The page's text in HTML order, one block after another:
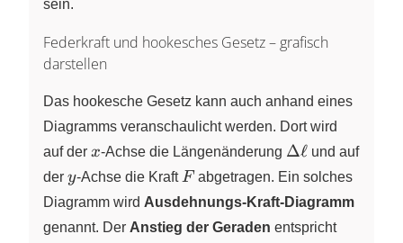
sein.
Federkraft und hookesches Gesetz – grafisch
darstellen
Das hookesche Gesetz kann auch anhand eines
Diagramms veranschaulicht werden. Dort wird
auf der x
x-Achse die Längenänderung \Delta
\ell
Δℓ und auf
der y
y-Achsedie Kraft F
F abgetragen. Ein solches
Diagramm wird Ausdehnungs-Kraft-Diagramm
genannt. Der Anstieg der Geraden entspricht